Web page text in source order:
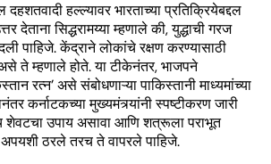
दहशतवादी हल्ल्यावर भारताच्या प्रतिक्रियेबद्दल
देताना सिद्धरामय्या म्हणाले की, युद्धाची गरज
पाहिजे. केंद्राने लोकांचे रक्षण करण्यासाठी
ते म्हणाले होते. या टीकेनंतर, भाजपने
रत्न’ असे संबोधणाऱ्या पाकिस्तानी माध्यमांच्या
कर्नाटकच्या मुख्यमंत्र्यांनी स्पष्टीकरण जारी
शेवटचा उपाय असावा आणि शत्रूला पराभूत
अपयशी ठरले तरच ते वापरले पाहिजे.